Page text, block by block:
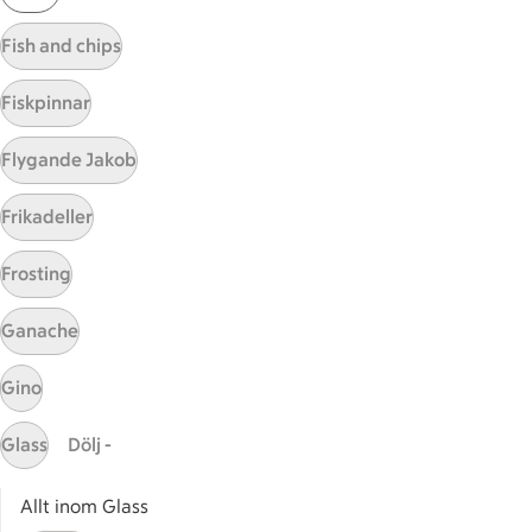
Sidfot
Start
Få snabbt svar
Prenumerera
Fish and chips
Fiskpinnar
Flygande Jakob
Frikadeller
Frosting
Ganache
Gino
Glass Dölj -
Allt inom Glass